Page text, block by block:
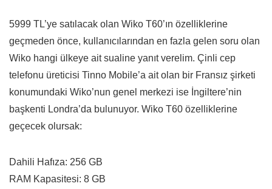
5999 TL’ye satılacak olan Wiko T60’ın özelliklerine
geçmeden önce, kullanıcılarından en fazla gelen soru olan
Wiko hangi ülkeye ait sualine yanıt verelim. Çinli cep
telefonu üreticisi Tinno Mobile’a ait olan bir Fransız şirketi
konumundaki Wiko’nun genel merkezi ise İngiltere’nin
başkenti Londra’da bulunuyor. Wiko T60 özelliklerine
geçecek olursak:
Dahili Hafıza: 256 GB
RAM Kapasitesi: 8 GB